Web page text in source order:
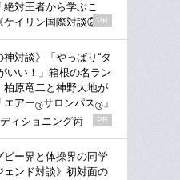
絶対王者から学ぶこ
ケイリン国際対談②》
PR
神対談》「やっぱり“タ
いい！」箱根の名ラン
柏原竜二と神野大地が
エアー®サロンパス® 」
ィショニング術
PR
ビー界と体操界の同学
ェンド対談》初対面の